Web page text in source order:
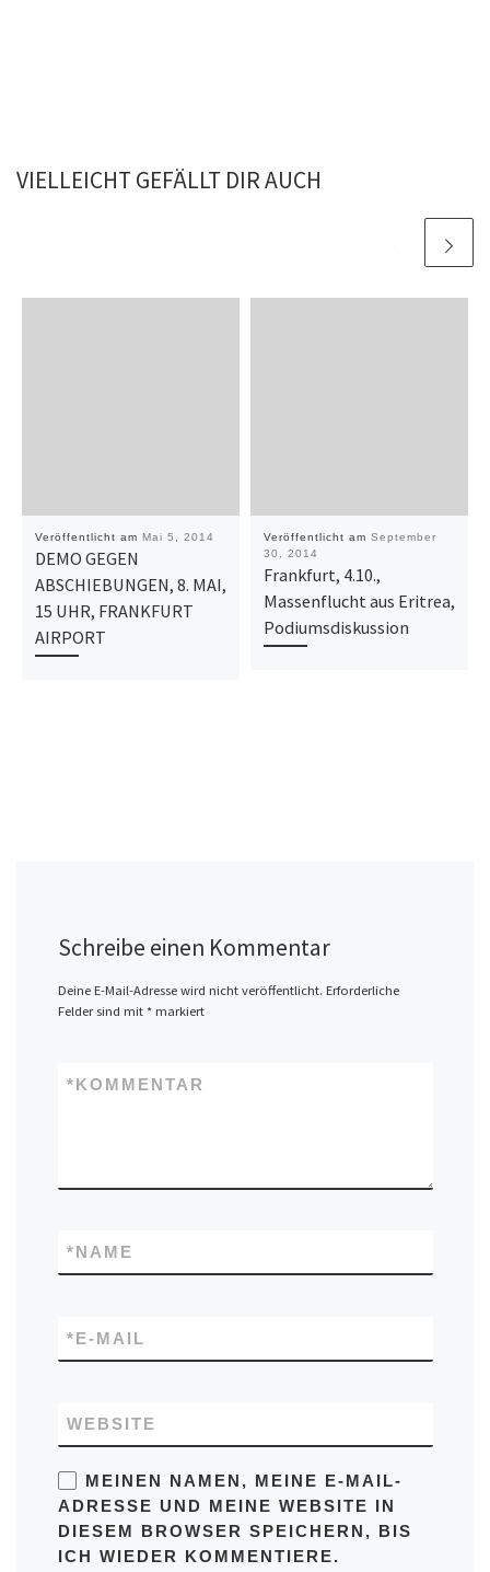
VIELLEICHT GEFÄLLT DIR AUCH
Veröffentlicht am Mai 5, 2014
DEMO GEGEN
ABSCHIEBUNGEN, 8. MAI,
15 UHR, FRANKFURT
AIRPORT
Veröffentlicht am September
30, 2014
Frankfurt, 4.10.,
Massenflucht aus Eritrea,
Podiumsdiskussion
Schreibe einen Kommentar
Deine E-Mail-Adresse wird nicht veröffentlicht. Erforderliche
Felder sind mit *markiert
KOMMENTAR
*
NAME
*
E-MAIL
*
WEBSITE
MEINEN NAMEN, MEINE E-MAIL-
ADRESSE UND MEINE WEBSITE IN
DIESEM BROWSER SPEICHERN, BIS
ICH WIEDER KOMMENTIERE.